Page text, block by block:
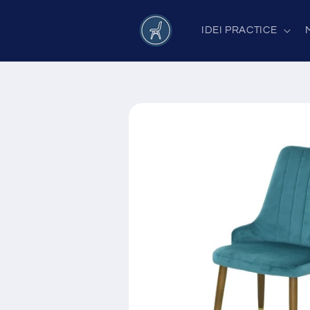
IDEI PRACTICE